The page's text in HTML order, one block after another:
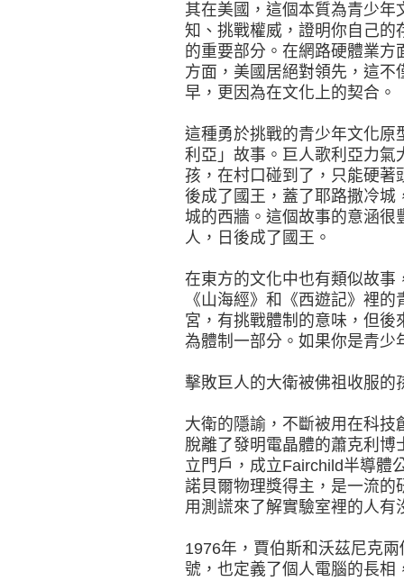
其在美國，這個本質為青少
知、挑戰權威，證明你自己的
的重要部分。在網路硬體業
方面，美國居絕對領先，這
早，更因為在文化上的契合。
這種勇於挑戰的青少年文化原
利亞」故事。巨人歌利亞力氣
孩，在村口碰到了，只能硬著
後成了國王，蓋了耶路撒冷城
城的西牆。這個故事的意涵很
人，日後成了國王。
在東方的文化中也有類似故事
《山海經》和《西遊記》裡
宮，有挑戰體制的意味，但
為體制一部分。如果你是青少
擊敗巨人的大衛被佛祖收服的
大衛的隱諭，不斷被用在科
脫離了發明電晶體的蕭克利
立門戶，成立Fairchild半導體
諾貝爾物理獎得主，是一流的
用測謊來了解實驗室裡的人有
1976年，賈伯斯和沃茲尼克
號，也定義了個人電腦的長相